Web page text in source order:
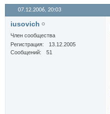
07.12.2006, 20:03
iusovich
Член сообщества
Регистрация
13.12.2005
Сообщений
51